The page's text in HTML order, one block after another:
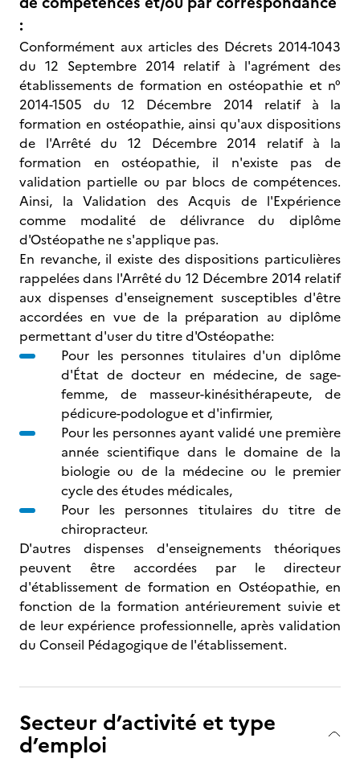
:
Conformément aux articles des Décrets 2014-1043
du 12 Septembre 2014 relatif à l'agrément des
établissements de formation en ostéopathie et n°
2014-1505 du 12 Décembre 2014 relatif à la
formation en ostéopathie, ainsi qu'aux dispositions
de l'Arrêté du 12 Décembre 2014 relatif à la
formation en ostéopathie, il n'existe pas de
validation partielle ou par blocs de compétences.
Ainsi, la Validation des Acquis de l'Expérience
comme modalité de délivrance du diplôme
d'Ostéopathe ne s'applique pas.
En revanche, il existe des dispositions particulières
rappelées dans l'Arrêté du 12 Décembre 2014 relatif
aux dispenses d'enseignement susceptibles d'être
accordées en vue de la préparation au diplôme
permettant d'user du titre d'Ostéopathe:
Pour les personnes titulaires d'un diplôme
d'État de docteur en médecine, de sage-
femme, de masseur-kinésithérapeute, de
pédicure-podologue et d'infirmier,
Pour les personnes ayant validé une première
année scientifique dans le domaine de la
biologie ou de la médecine ou le premier
cycle des études médicales,
Pour les personnes titulaires du titre de
chiropracteur.
D'autres dispenses d'enseignements théoriques
peuvent être accordées par le directeur
d'établissement de formation en Ostéopathie, en
fonction de la formation antérieurement suivie et
de leur expérience professionnelle, après validation
du Conseil Pédagogique de l'établissement.
Secteur d’activité et type
d’emploi